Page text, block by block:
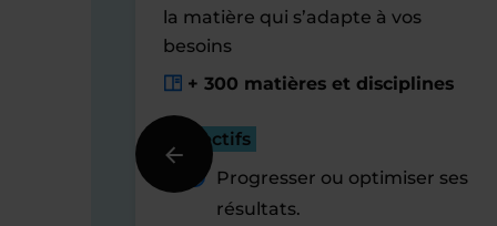
la matière qui s’adapte à vos
besoins
+ 300 matières et disciplines
Objectifs
Progresser ou optimiser ses
résultats.